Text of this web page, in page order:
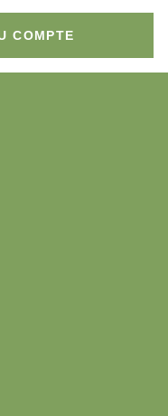
COMPTE